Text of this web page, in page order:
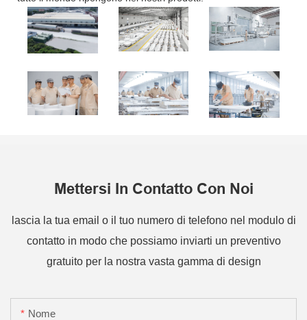
Mettersi In Contatto Con Noi
lascia la tua email o il tuo numero di telefono nel modulo di
contatto in modo che possiamo inviarti un preventivo
gratuito per la nostra vasta gamma di design
Nome